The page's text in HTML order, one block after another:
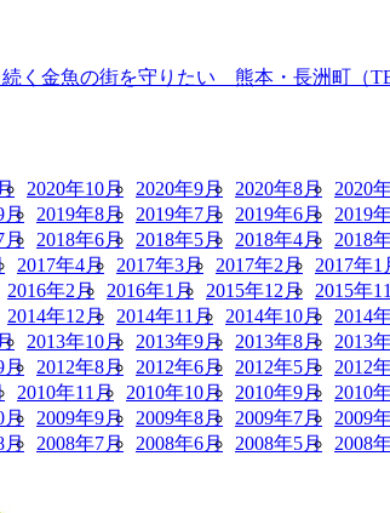
く金魚の街を守りたい 熊本・長洲町（
2020年10月 2020年9月 2020年8月 2020
月 2019年8月 2019年7月 2019年6月 2019
月 2018年6月 2018年5月 2018年4月 2018
2017年4月 2017年3月 2017年2月 2017年1
2016年2月 2016年1月 2015年12月 2015年
2014年12月 2014年11月 2014年10月 2014
2013年10月 2013年9月 2013年8月 2013
月 2012年8月 2012年6月 2012年5月 2012
2010年11月 2010年10月 2010年9月 2010
月 2009年9月 2009年8月 2009年7月 2009
月 2008年7月 2008年6月 2008年5月 2008